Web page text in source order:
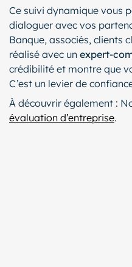
Ce suivi dynamique vous
dialoguer avec vos
Banque, associés, clients
réalisé avec un expert-
crédibilité et montre que
C’est un levier de
À découvrir également :
évaluation d’entreprise.